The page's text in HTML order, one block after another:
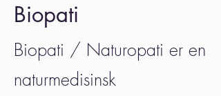
Biopati
Biopati / Naturopati er en
naturmedisinsk